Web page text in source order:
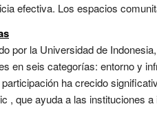
efectiva. Los espacios
por la Universidad de
en seis categorías: entorno y
ha crecido
, que ayuda a las instituciones